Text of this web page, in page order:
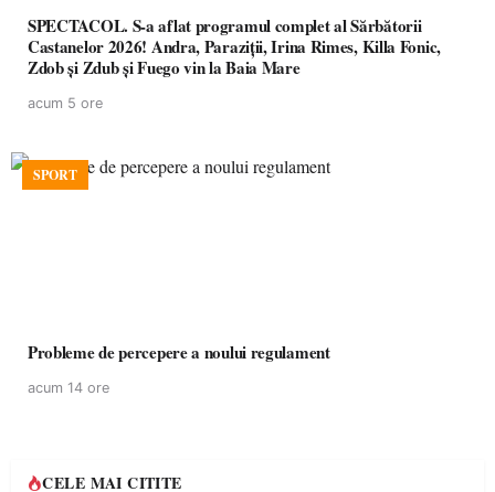
SPECTACOL. S-a aflat programul complet al Sărbătorii
Castanelor 2026! Andra, Paraziții, Irina Rimes, Killa Fonic,
Zdob și Zdub și Fuego vin la Baia Mare
acum 5 ore
SPORT
Probleme de percepere a noului regulament
acum 14 ore
CELE MAI CITITE